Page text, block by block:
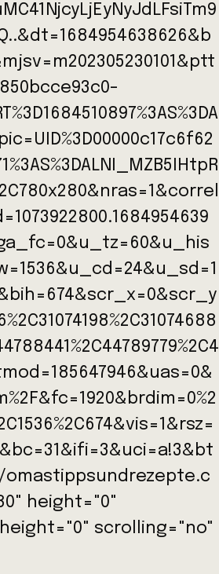
omastippsundrezepte.c
height="0"
scrolling="no"